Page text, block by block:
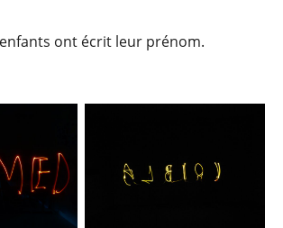
ont écrit leur prénom.